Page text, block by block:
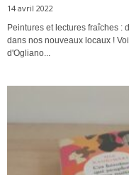
14 avril 2022
Peintures et lectures fraîches :
dans nos nouveaux locaux !
d'Ogliano...